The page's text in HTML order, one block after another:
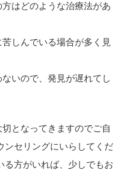
はどのような治療法があ
しんでいる場合が多く見
いので、発見が遅れてし
となってきますのでご自
ンセリングにいらしてくだ
る方がいれば、少しでもお